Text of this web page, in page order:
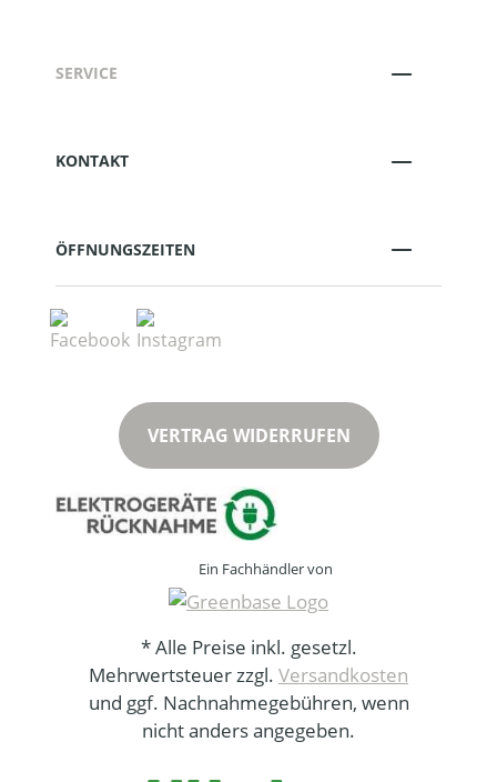
SERVICE
KONTAKT
ÖFFNUNGSZEITEN
VERTRAG WIDERRUFEN
Ein Fachhändler von
* Alle Preise inkl. gesetzl.
Mehrwertsteuer zzgl. Versandkosten
und ggf. Nachnahmegebühren, wenn
nicht anders angegeben.